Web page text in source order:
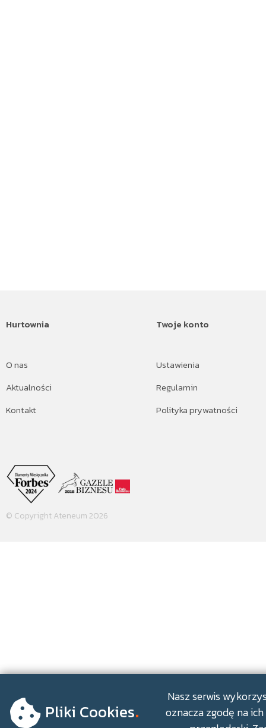
Hurtownia
O nas
Aktualności
Kontakt
Twoje konto
Ustawienia
Regulamin
Polityka prywatności
© Copyright Ateneum 2026
Pliki Cookies.
Nasz serwis
oznacza zgodę na